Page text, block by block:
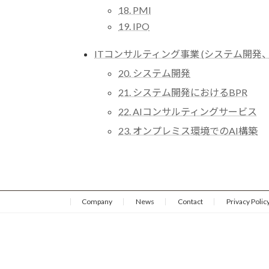
18. PMI
19. IPO
ITコンサルティング事業 (システム開発
20. システム開発
21. システム開発におけるBPR
22. AIコンサルティングサービス
23. オンプレミス環境でのAI構築
Company News Contact Privacy